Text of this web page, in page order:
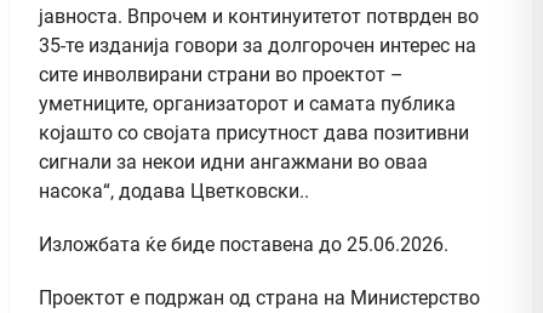
јавноста. Впрочем и континуитетот потврден во
35-те изданија говори за долгорочен интерес на
сите инволвирани страни во проектот –
уметниците, организаторот и самата публика
којашто со својата присутност дава позитивни
сигнали за некои идни ангажмани во оваа
насока“, додава Цветковски..
Изложбата ќе биде поставена до 25.06.2026.
Проектот е подржан од страна на Министерство